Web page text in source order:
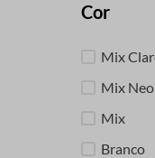
Cor
Mix
Mix
Mix
Branco